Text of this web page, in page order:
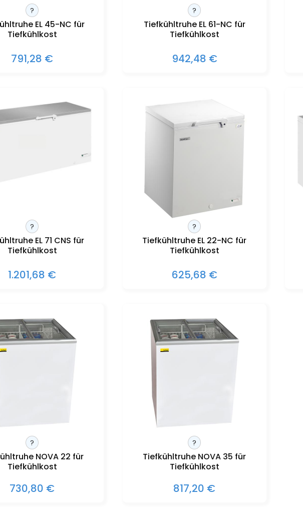
?
EL 45-NC für
Tiefkühlkost
791,28 €
?
Tiefkühltruhe EL 61-NC für
Tiefkühlkost
942,48 €
?
EL 71 CNS für
Tiefkühlkost
1.201,68 €
?
Tiefkühltruhe EL 22-NC für
Tiefkühlkost
625,68 €
?
NOVA 22 für
Tiefkühlkost
730,80 €
?
Tiefkühltruhe NOVA 35 für
Tiefkühlkost
817,20 €